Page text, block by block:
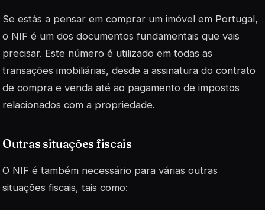
Se estás a pensar em comprar um imóvel em Portugal,
o NIF é um dos documentos fundamentais que vais
precisar. Este número é utilizado em todas as
transações imobiliárias, desde a assinatura do contrato
de compra e venda até ao pagamento de impostos
relacionados com a propriedade.
Outras situações fiscais
O NIF é também necessário para várias outras
situações fiscais, tais como: